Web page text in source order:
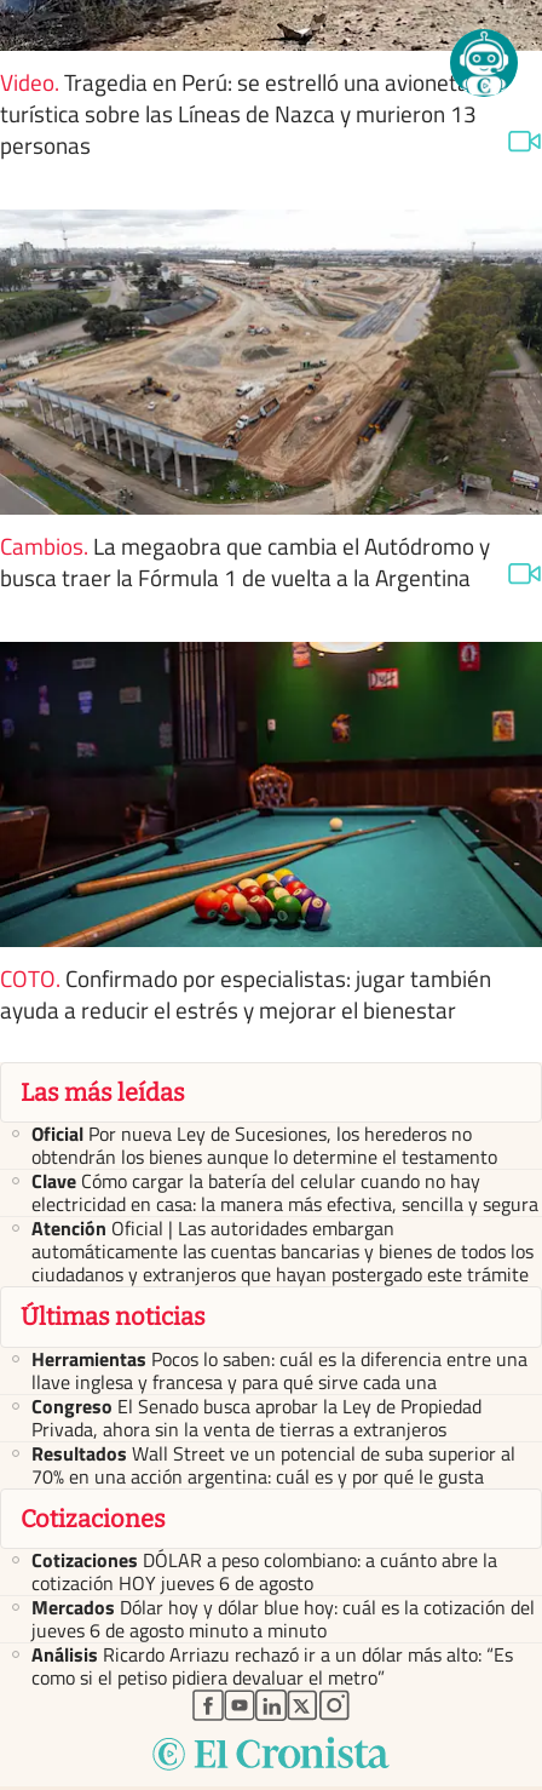
Video.Tragedia en Perú: se estrelló una avioneta
turística sobre las Líneas de Nazca y murieron 13
personas
Cambios. La megaobra que cambia el Autódromo y
busca traer la Fórmula 1 de vuelta a la Argentina
COTO. Confirmado por especialistas: jugar también
ayuda a reducir el estrés y mejorar el bienestar
Las más leídas
Oficial Por nueva Ley de Sucesiones, los herederos no
obtendrán los bienes aunque lo determine el testamento
Clave Cómo cargar la batería del celular cuando no hay
electricidad en casa: la manera más efectiva, sencilla y segura
Atención Oficial | Las autoridades embargan
automáticamente las cuentas bancarias y bienes de todos los
ciudadanos y extranjeros que hayan postergado este trámite
Últimas noticias
Herramientas Pocos lo saben: cuál es la diferencia entre una
llave inglesa y francesa y para qué sirve cada una
Congreso El Senado busca aprobar la Ley de Propiedad
Privada, ahora sin la venta de tierras a extranjeros
Resultados Wall Street ve un potencial de suba superior al
70% en una acción argentina: cuál es y por qué le gusta
Cotizaciones
Cotizaciones DÓLAR a peso colombiano: a cuánto abre la
cotización HOY jueves 6 de agosto
Mercados Dólar hoy y dólar blue hoy: cuál es la cotización del
jueves 6 de agosto minuto a minuto
Análisis Ricardo Arriazu rechazó ir a un dólar más alto: “Es
como si el petiso pidiera devaluar el metro”
abre en nueva pestaña
abre en nueva pestaña
abre en nueva pestaña
abre en nueva pestaña
abre en nueva pestaña